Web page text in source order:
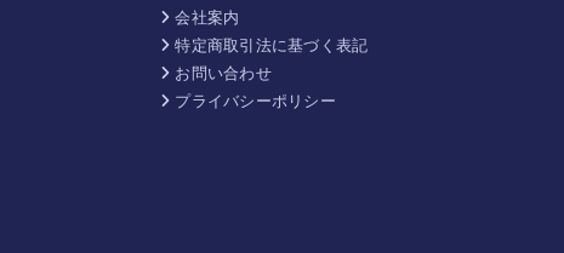
会社案内
特定商取引法に基づく表記
お問い合わせ
プライバシーポリシー